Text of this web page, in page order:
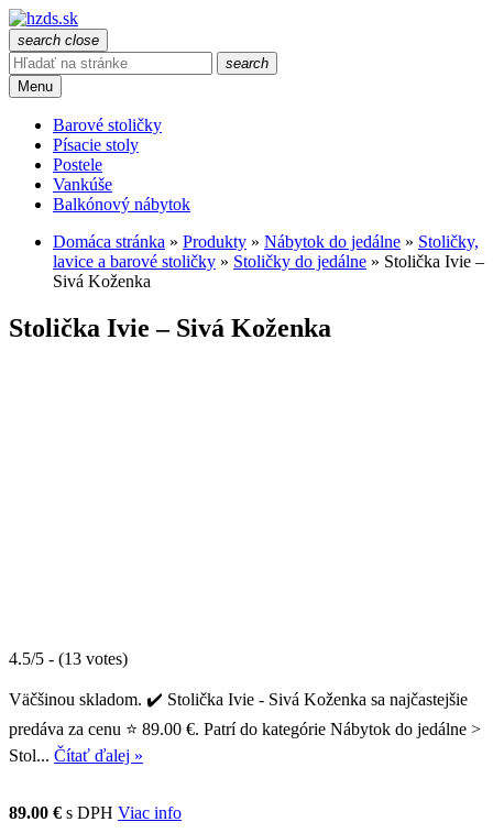
search close
search
Menu
Barové stoličky
Písacie stoly
Postele
Vankúše
Balkónový nábytok
Domáca stránka » Produkty » Nábytok do jedálne » Stoličky,
lavice a barové stoličky » Stoličky do jedálne » Stolička Ivie –
Sivá Koženka
Stolička Ivie – Sivá Koženka
4.5/5 - (13 votes)
Väčšinou skladom. ✔️ Stolička Ivie - Sivá Koženka sa najčastejšie
predáva za cenu ⭐ 89.00 €. Patrí do kategórie Nábytok do jedálne >
Stol... Čítať ďalej »
89.00 € s DPH Viac info